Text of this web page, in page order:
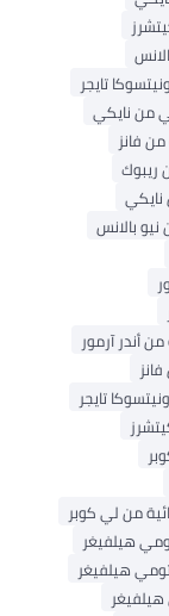
تايجر
من نايكي
فانز
ريبوك
نايكي
بالانس
أندر آرمور
تايجر
من لي كوبر
هيلفيغر
هيلفيغر